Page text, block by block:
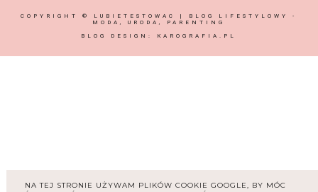
COPYRIGHT © LUBIETESTOWAC | BLOG LIFESTYLOWY -
MODA, URODA, PARENTING
BLOG DESIGN: KAROGRAFIA.PL
NA TEJ STRONIE UŻYWAM PLIKÓW COOKIE GOOGLE, BY MÓC